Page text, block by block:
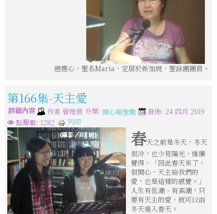
趙應心，聖名Maria，定居於新加坡，聖詠團團員。
第166集-天主愛
詳細內容 作者 管理員 分類: 開心唱聖歌
發佈: 24 四月 2019
點擊數: 1282
列印
春天之前是冬天，冬天
很冷，也少見陽光，維廉
覺得，「因此春天來了，
很開心，天主給我們的
愛，也是這樣的感覺。」
人生有低潮、有高潮，只
要有天主的愛，就可以由
冬天進入春天。